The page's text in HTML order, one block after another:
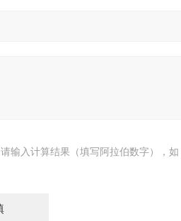
请输入计算结果（填写阿拉伯数字），